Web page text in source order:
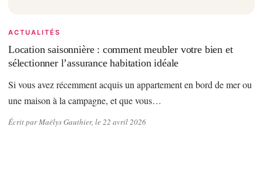
ACTUALITÉS
Location saisonnière : comment meubler votre bien et
sélectionner l’assurance habitation idéale
Si vous avez récemment acquis un appartement en bord de mer ou
une maison à la campagne, et que vous…
Écrit par Maëlys Gauthier, le 22 avril 2026